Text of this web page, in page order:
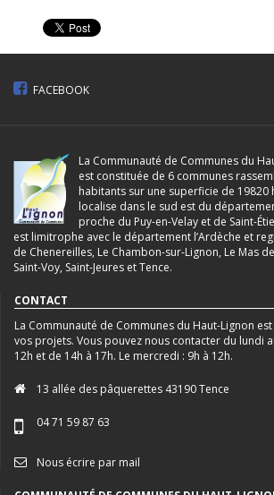
FACEBOOK
La Communauté de Communes du
est constituée de 6 communes
habitants sur une superficie de 19820
localise dans le sud est du
proche du Puy-en-Velay et de Saint-
est limitrophe avec le département l’Ardèche et
de Chenereilles, Le Chambon-sur-Lignon, Le Mas
Saint-Voy, Saint-Jeures et Tence.
CONTACT
La Communauté de Communes du Haut-Lignon
vos projets. Vous pouvez nous contacter du lundi
12h et de 14h à 17h. Le mercredi : 9h à 12h.
13 allée des pâquerettes 43190 Tence
04 71 59 87 63
Nous écrire par mail